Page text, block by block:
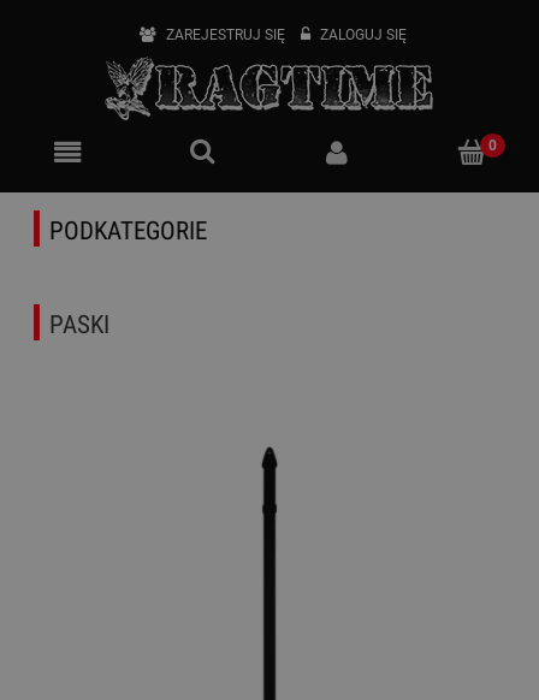
ZAREJESTRUJ SIĘ ZALOGUJ SIĘ
PODKATEGORIE
PASKI